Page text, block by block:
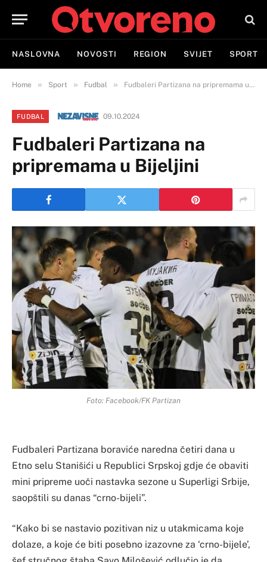
NASLOVNA NOVOSTI REGION SVIJET SPORT
Home » Sport » Fudbal » Fudbaleri Partizana na pripremama u Bijeljini
FUDBAL 09.10.2024
Fudbaleri Partizana na
pripremama u Bijeljini
Foto: Facebook/FK Partizan
Fudbaleri Partizana boraviće naredna četiri dana u
Etno selu Stanišići u Republici Srpskoj gdje će obaviti
mini pripreme uoči nastavka sezone u Superligi Srbije,
saopštili su danas “crno-bijeli”.
“Kako bi se nastavio pozitivan niz u utakmicama koje
dolaze, a koje će biti posebno izazovne za ‘crno-bijele’,